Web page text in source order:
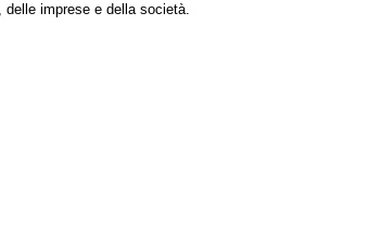
delle imprese e della società.